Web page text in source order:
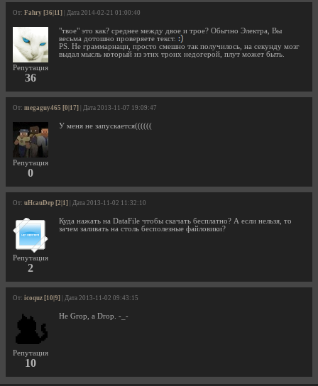
От: Fahry [36|11] | Дата 2014-02-21 01:00:40
Репутация
36
"твое" это как? среднее между двое и трое? Обычно Электра, Вы
весьма дотошно проверяете текст.
PS. Не граммарнаци, просто смешно так получилось, на секунду мозг
выдал мысль который из этих троих недогерой, плут может быть.
От: megaguy465 [0|17] | Дата 2013-11-07 19:09:47
Репутация
0
У меня не запускается((((((
От: uHcauDep [2|1] | Дата 2013-11-02 11:32:10
Репутация
2
Куда нажать на DataFile чтобы скачать бесплатно? А если нельзя, то
зачем заливать на столь бесполезные файловики?
От: icoquz [10|9] | Дата 2013-11-02 09:43:15
Репутация
10
Не Grop, а Drop. -_-